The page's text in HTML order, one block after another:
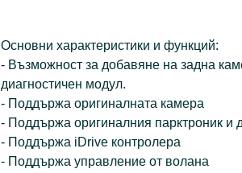
Основни характеристики и функций:
- Възможност за добавяне на задна
диагностичен модул.
- Поддържа оригиналната камера
- Поддържа оригиналния парктроник и
- Поддържа iDrive контролера
- Поддържа управление от волана